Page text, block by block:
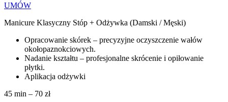
UMÓW
Manicure Klasyczny Stóp + Odżywka (Damski / Męski)
Opracowanie skórek – precyzyjne oczyszczenie wałów
okołopaznokciowych.
Nadanie kształtu – profesjonalne skrócenie i opiłowanie
płytki.
Aplikacja odżywki
45 min – 70 zł